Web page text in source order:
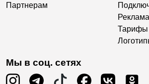
Партнерам
Реклама
Тарифы
Мы в соц. сетях